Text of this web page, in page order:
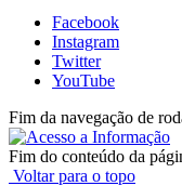
Facebook
Instagram
Twitter
YouTube
Fim da navegação de
Fim do conteúdo da
Voltar para o topo